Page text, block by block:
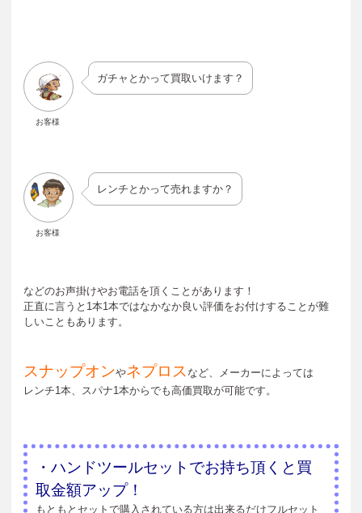
お客様
ガチャとかって買取いけます？
お客様
レンチとかって売れますか？
などのお声掛けやお電話を頂くことがあります！
正直に言うと1本1本ではなかなか良い評価をお付けすることが難
しいこともあります。
スナップオンやネプロス など、メーカーによっては
レンチ1本、スパナ1本からでも高価買取が可能です。
・ハンドツールセットでお持ち頂くと買
取金額アップ！
もともとセットで購入されている方は出来るだけフルセット